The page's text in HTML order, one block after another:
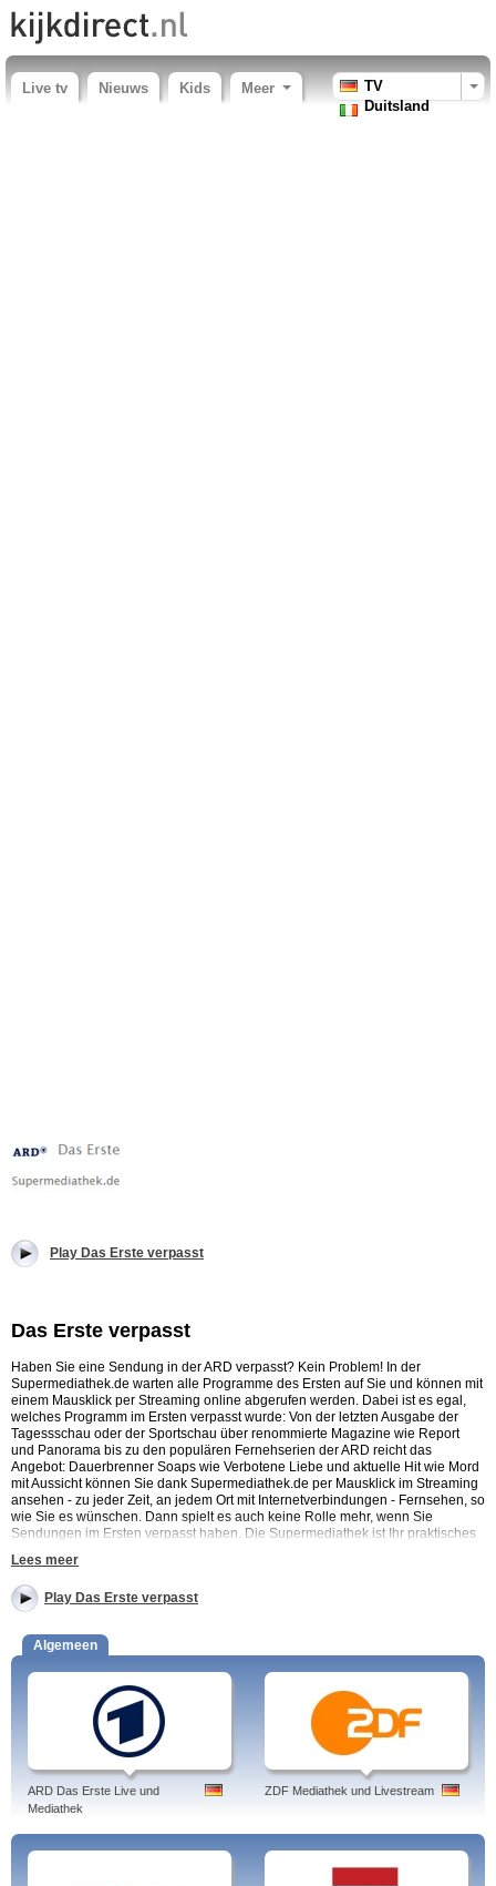
Live tv Nieuws Kids Meer
TV
Duitsland
Play Das Erste verpasst
Das Erste verpasst
Haben Sie eine Sendung in der ARD verpasst? Kein Problem! In der
Supermediathek.de warten alle Programme des Ersten auf Sie und können mit
einem Mausklick per Streaming online abgerufen werden. Dabei ist es egal,
welches Programm im Ersten verpasst wurde: Von der letzten Ausgabe der
Tagessschau oder der Sportschau über renommierte Magazine wie Report
und Panorama bis zu den populären Fernehserien der ARD reicht das
Angebot: Dauerbrenner Soaps wie Verbotene Liebe und aktuelle Hit wie Mord
mit Aussicht können Sie dank Supermediathek.de per Mausklick im Streaming
ansehen - zu jeder Zeit, an jedem Ort mit Internetverbindungen - Fernsehen, so
wie Sie es wünschen. Dann spielt es auch keine Rolle mehr, wenn Sie
Sendungen im Ersten verpasst haben. Die Supermediathek ist Ihr praktisches
Das Erste (ARD) - Sendung verpasst? Supermediathek! Sehen Sie sich alle
an.
Programme: Tagesschau, Mankells Wallander, Fluch des Falken, Durch die
Wildnis, Tigerentenclub, Tiere bis unters Dach, Die Sendung mit der Maus,
Kopfball, Presseclub, Wochenspiegel, W wie Wissen, Gott und die Welt,
Sportschau, Bericht aus Berlin, Weltspiegel, Polizeiruf 110, Märchenfilm im
Tags: das erste verpasst, das erste verpasste, sendung rote rosen, filme,
sendung lindenstrasse, rote rosen, das erste, sendung verpasst sturm der,
lindenstraße verpasst, sportschau verpasst
Lees meer
Play Das Erste verpasst
Algemeen
ARD Das Erste Live und
Mediathek
ZDF Mediathek und Livestream